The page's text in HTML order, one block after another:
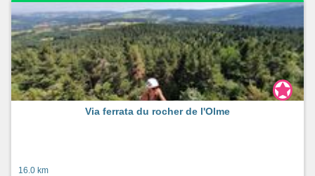
Via ferrata du rocher de l'Olme
16.0 km